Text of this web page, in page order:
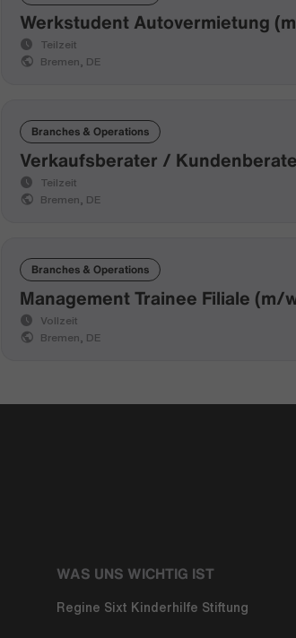
Werkstudent Autovermietung
Teilzeit
Bremen, DE
Branches & Operations
Verkaufsberater /
Teilzeit
Bremen, DE
Branches & Operations
Management Trainee Filiale (m/
Vollzeit
Bremen, DE
WAS UNS WICHTIG IST
Regine Sixt Kinderhilfe Stiftung